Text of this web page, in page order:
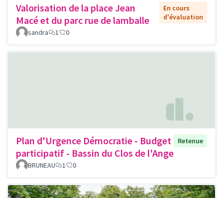
Valorisation de la place Jean
Macé et du parc rue de lamballe
En cours
d'évaluation
sandra
1 0
Plan d'Urgence Démocratie - Budget
participatif - Bassin du Clos de l'Ange
Retenue
BRUNEAU 1 0